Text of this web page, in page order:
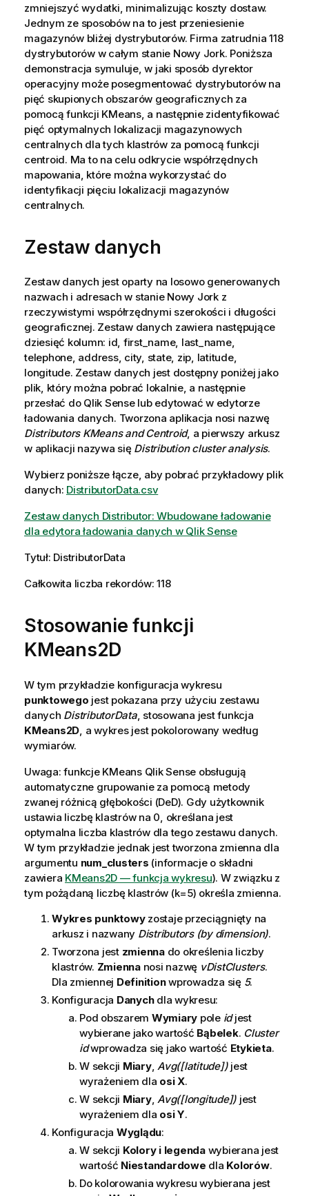
zmniejszyć wydatki, minimalizując koszty dostaw.
Jednym ze sposobów na to jest przeniesienie
magazynów bliżej dystrybutorów. Firma zatrudnia 118
dystrybutorów w całym stanie Nowy Jork. Poniższa
demonstracja symuluje, w jaki sposób dyrektor
operacyjny może posegmentować dystrybutorów na
pięć skupionych obszarów geograficznych za
pomocą funkcji KMeans, a następnie zidentyfikować
pięć optymalnych lokalizacji magazynowych
centralnych dla tych klastrów za pomocą funkcji
centroid. Ma to na celu odkrycie współrzędnych
mapowania, które można wykorzystać do
identyfikacji pięciu lokalizacji magazynów
centralnych.
Zestaw danych
Zestaw danych jest oparty na losowo generowanych
nazwach i adresach w stanie Nowy Jork z
rzeczywistymi współrzędnymi szerokości i długości
geograficznej. Zestaw danych zawiera następujące
dziesięć kolumn: id, first_name, last_name,
telephone, address, city, state, zip, latitude,
longitude. Zestaw danych jest dostępny poniżej jako
plik, który można pobrać lokalnie, a następnie
przesłać do Qlik Senselub edytować w edytorze
ładowania danych. Tworzona aplikacja nosi nazwę
Distributors KMeans and Centroid, a pierwszy arkusz
w aplikacji nazywa się Distribution cluster analysis.
Wybierz poniższe łącze, aby pobrać przykładowy plik
danych: DistributorData.csv
Zestaw danych Distributor: Wbudowane ładowanie
dla edytora ładowania danych w Qlik Sense
Tytuł: DistributorData
Całkowita liczba rekordów: 118
Stosowanie funkcji
KMeans2D
W tym przykładzie konfiguracja wykresu
punktowego jest pokazana przy użyciu zestawu
danych DistributorData, stosowana jest funkcja
KMeans2D , a wykres jest pokolorowany według
wymiarów.
Uwaga: funkcje KMeans Qlik Sense obsługują
automatyczne grupowanie za pomocą metody
zwanej różnicą głębokości (DeD). Gdy użytkownik
ustawia liczbę klastrów na 0, określana jest
optymalna liczba klastrów dla tego zestawu danych.
W tym przykładzie jednak jest tworzona zmienna dla
argumentu num_clusters (informacje o składni
zawiera KMeans2D — funkcja wykresu). W związku z
tym pożądaną liczbę klastrów (k=5) określa zmienna.
Wykres punktowyzostaje przeciągnięty na
arkusz i nazwany Distributors (by dimension).
Tworzona jest zmiennado określenia liczby
klastrów. Zmiennanosi nazwę vDistClusters.
Dla zmiennej Definitionwprowadza się 5.
Konfiguracja Danychdla wykresu:
Pod obszarem Wymiary pole idjest
wybierane jako wartość Bąbelek. Cluster
idwprowadza się jako wartość Etykieta.
W sekcji Miary, Avg([latitude])jest
wyrażeniem dla osi X.
W sekcji Miary, Avg([longitude]) jest
wyrażeniem dla osi Y.
Konfiguracja Wyglądu:
W sekcji Kolory i legendawybierana jest
wartość Niestandardowe dla Kolorów.
Do kolorowania wykresu wybierana jest